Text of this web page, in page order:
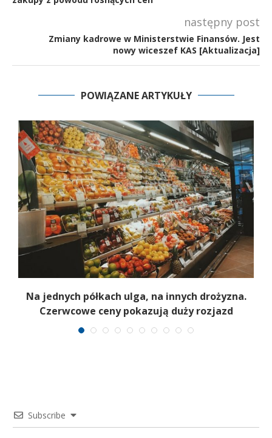
następny post
Zmiany kadrowe w Ministerstwie Finansów. Jest
nowy wiceszef KAS [Aktualizacja]
POWIĄZANE ARTYKUŁY
Na jednych półkach ulga, na innych drożyzna.
Czerwcowe ceny pokazują duży rozjazd
Subscribe